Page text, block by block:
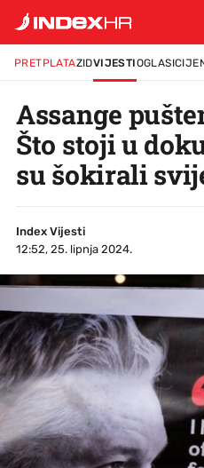
PRETPLATAZIDVIJESTIOGLASI
Assange
Što stoji u
su šokirali
Index Vijesti
12:52, 25. lipnja 2024.